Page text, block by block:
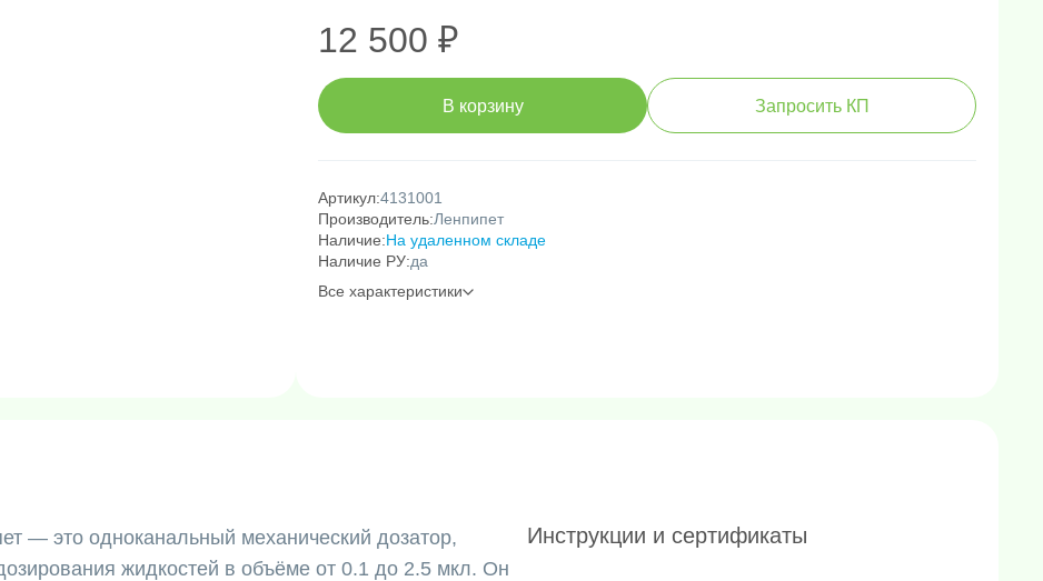
12 500 ₽
В корзину Запросить КП
Артикул:4131001
Производитель:Ленпипет
Наличие:На удаленном складе
Наличие РУ:да
Все характеристики
— это одноканальный механический дозатор,
жидкостей в объёме от 0.1 до 2.5 мкл. Он
Инструкции и сертификаты